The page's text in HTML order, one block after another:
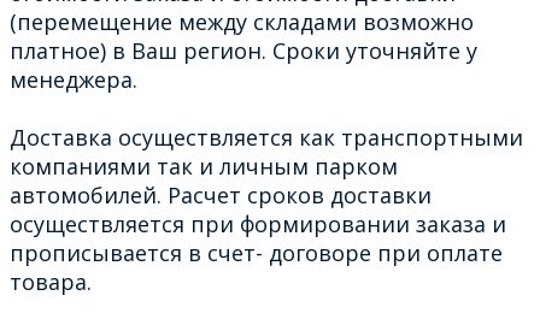
(перемещение между складами возможно
платное) в Ваш регион. Сроки уточняйте у
менеджера.
Доставка осуществляется как транспортными
компаниями так и личным парком
автомобилей. Расчет сроков доставки
осуществляется при формировании заказа и
прописывается в счет- договоре при оплате
товара.